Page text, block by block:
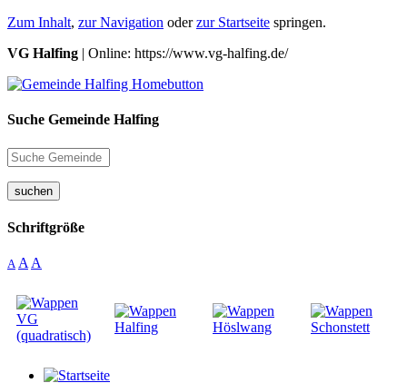
Zum Inhalt, zur Navigation oderzur Startseite springen.
VG Halfing | Online: https://www.vg-halfing.de/
Suche Gemeinde Halfing
suchen
Schriftgröße
A A A